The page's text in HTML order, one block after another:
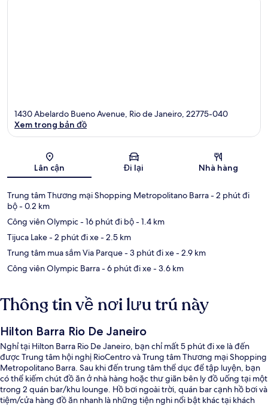
Bản đồ
1430 Abelardo Bueno Avenue, Rio de Janeiro, 22775-040
Xem trong bản đồ
Lân cận Đi lại Nhà hàng
Trung tâm Thương mại Shopping Metropolitano Barra- 2 phút đi
bộ- 0.2 km
Công viên Olympic- 16 phút đi bộ- 1.4 km
Tijuca Lake- 2 phút đi xe- 2.5 km
Trung tâm mua sắm Via Parque- 3 phút đi xe- 2.9 km
Công viên Olympic Barra- 6 phút đi xe- 3.6 km
Thông tin về nơi lưu trú này
Hilton Barra Rio De Janeiro
Nghỉ tại Hilton Barra Rio De Janeiro, bạn chỉ mất 5 phút đi xe là đến
được Trung tâm hội nghị RioCentro và Trung tâm Thương mại Shopping
Metropolitano Barra. Sau khi đến trung tâm thể dục để tập luyện, bạn
có thể kiếm chút đồ ăn ở nhà hàng hoặc thư giãn bên ly đồ uống tại một
trong 2 quán bar/khu lounge. Hồ bơi ngoài trời, quán bar cạnh hồ bơi và
tiệm/cửa hàng đồ ăn nhanh là những tiện nghi nổi bật khác tại khách